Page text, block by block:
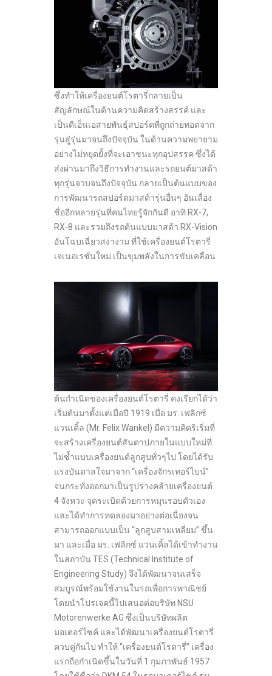
ซึ่งทำให้เครื่องยนต์โรตารี่กลายเป็น
สัญลักษณ์ในด้านความคิดสร้างสรรค์ และ
เป็นดีเอ็นเอสายพันธุ์สปอร์ตที่ถูกถ่ายทอดจาก
รุ่นสู่รุ่นมาจนถึงปัจจุบัน ในด้านความพยายาม
อย่างไม่หยุดยั้งที่จะเอาชนะทุกอุปสรรค ซึ่งได้
ส่งผ่านมาถึงวิธีการทำงานและรถยนต์มาสด้า
ทุกรุ่นจวบจนถึงปัจจุบัน กลายเป็นต้นแบบของ
การพัฒนารถสปอร์ตมาสด้ารุ่นอื่นๆ อันเลื่อง
ชื่ออีกหลายรุ่นที่คนไทยรู้จักกันดี อาทิ RX-7,
RX-8 และรวมถึงรถต้นแบบมาสด้า RX-Vision
อันโฉบเฉี่ยวสง่างาม ที่ใช้เครื่องยนต์โรตารี่
เจเนอเรชั่นใหม่ เป็นขุมพลังในการขับเคลื่อน
ต้นกำเนิดของเครื่องยนต์โรตารี่ คงเรียกได้ว่า
เริ่มต้นมาตั้งแต่เมื่อปี 1919 เมื่อ มร. เฟลิกซ์
แวนเคิ้ล (Mr. Felix Wankel) มีความคิดริเริ่มที่
จะสร้างเครื่องยนต์สันดาปภายในแบบใหม่ที่
ไม่ซ้ำแบบเครื่องยนต์ลูกสูบทั่วๆไป โดยได้รับ
แรงบันดาลใจมาจาก “เครื่องจักรเทอร์ไบน์”
จนกระทั่งออกมาเป็นรูปร่างคล้ายเครื่องยนต์
4 จังหวะ จุดระเบิดด้วยการหมุนรอบตัวเอง
และได้ทำการทดลองมาอย่างต่อเนื่องจน
สามารถออกแบบเป็น “ลูกสูบสามเหลี่ยม” ขึ้น
มา และเมื่อ มร. เฟลิกซ์ แวนเคิ้ลได้เข้าทำงาน
ในสถาบัน TES (Technical Institute of
Engineering Study) จึงได้พัฒนาจนเสร็จ
สมบูรณ์พร้อมใช้งานในรถเพื่อการพาณิชย์
โดยนำโปรเจคนี้ไปเสนอต่อบริษัท NSU
Motorenwerke AG ซึ่งเป็นบริษัทผลิต
มอเตอร์ไซค์ และได้พัฒนาเครื่องยนต์โรตารี่
ควบคู่กันไป ทำให้ “เครื่องยนต์โรตารี่” เครื่อง
แรกถือกำเนิดขึ้นในวันที่ 1 กุมภาพันธ์ 1957